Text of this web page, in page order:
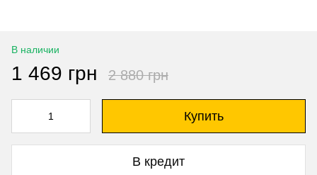
В наличии
1 469 грн 2 880 грн
Купить
В кредит